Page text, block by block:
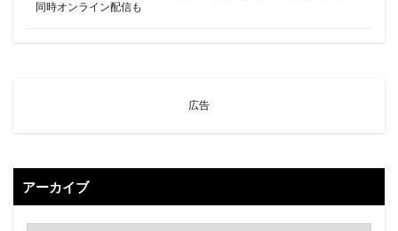
同時オンライン配信も
広告
アーカイブ